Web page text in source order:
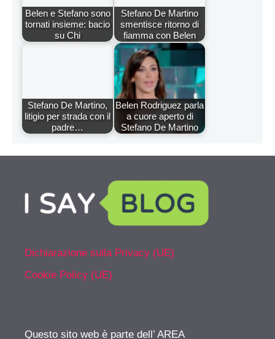
Belen e Stefano sono
tornati insieme: bacio
su Chi
Stefano De Martino
smentisce ritorno di
fiamma con Belen
Stefano De Martino,
litigio per strada con il
padre…
Belen Rodriguez parla
a cuore aperto di
Stefano De Martino
Dichiarazione sulla Privacy (UE)
Cookie Policy (UE)
Questo sito web è parte dell’ AREA